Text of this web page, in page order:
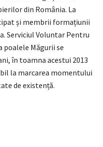
din România. La
și membrii formațiunii
Serviciul Voluntar Pentru
poalele Măgurii se
în toamna acestui 2013
la marcarea momentului
de existență.